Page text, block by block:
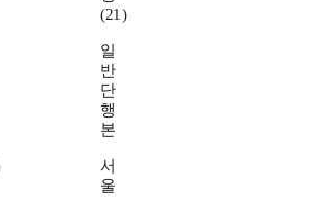
(21)
일
반
단
행
본
서
울